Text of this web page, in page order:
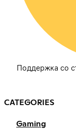
Поддержка со
CATEGORIES
Gaming